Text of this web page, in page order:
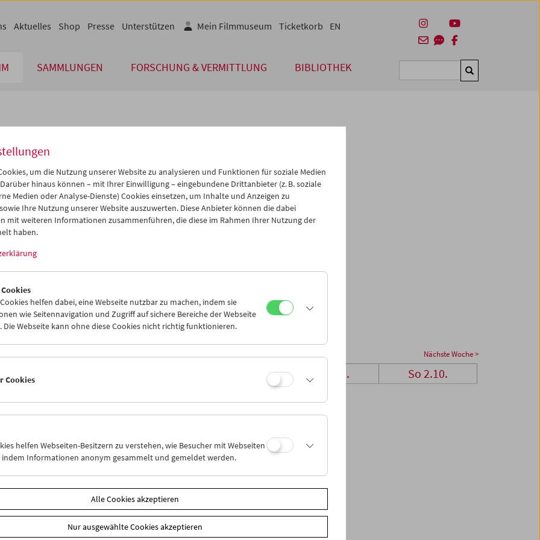
SAMMLUNGEN FORSCHUNG & VERMITTLUNG BIBLIOTHEK Suchen
Aktuelles Shop Presse Unterstützen Mein Filmmuseum Ticketkorb EN
Sep 2011 >>
Mi Do Fr Sa So
31 01 02 03
04
07 08 09 10
11
14 15
21 22
05
iCalender
Programmheft-PDF
English language or subtitles
Nächste Woche >
Mi 28.9. Sa 1.10. So 2.10.
um die Nutzung unserer Website zu analysieren und Funktionen für soziale Medien
hinaus können – mit Ihrer Einwilligung – eingebundene Drittanbieter (z. B. soziale
Medien oder Analyse-Dienste) Cookies einsetzen, um Inhalte und Anzeigen zu
Ihre Nutzung unserer Website auszuwerten. Diese Anbieter können die dabei
mit weiteren Informationen zusammenführen, die diese im Rahmen Ihrer Nutzung der
haben.
helfen dabei, eine Webseite nutzbar zu machen, indem sie
wie Seitennavigation und Zugriff auf sichere Bereiche der Webseite
Die Webseite kann ohne diese Cookies nicht richtig funktionieren.
Cookies
helfen Webseiten-Besitzern zu verstehen, wie Besucher mit Webseiten
indem Informationen anonym gesammelt und gemeldet werden.
Alle Cookies akzeptieren
Nur ausgewählte Cookies akzeptieren